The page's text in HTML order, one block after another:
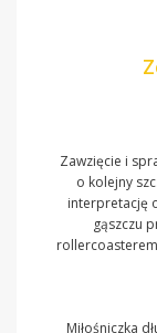
Zawzięcie i
o kolejny
interpretację
gąszczu
Miłośniczka